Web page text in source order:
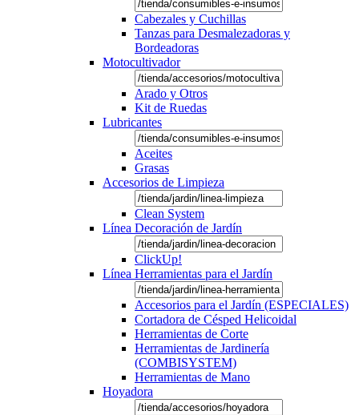
Cabezales y Cuchillas
Tanzas para Desmalezadoras y
Bordeadoras
Motocultivador
Arado y Otros
Kit de Ruedas
Lubricantes
Aceites
Grasas
Accesorios de Limpieza
Clean System
Línea Decoración de Jardín
ClickUp!
Línea Herramientas para el Jardín
Accesorios para el Jardín (ESPECIALES)
Cortadora de Césped Helicoidal
Herramientas de Corte
Herramientas de Jardinería
(COMBISYSTEM)
Herramientas de Mano
Hoyadora